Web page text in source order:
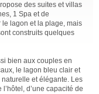
des suites et villas
1 Spa et de
lagon et la plage, mais
construits quelques
bien aux couples en
le lagon bleu clair et
et élégante. Les
d’une capacité de